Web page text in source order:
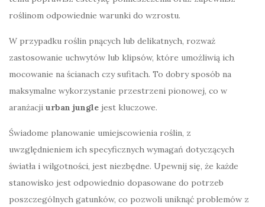
roślinom odpowiednie warunki do wzrostu.
W przypadku roślin pnących lub delikatnych, rozważ
zastosowanie uchwytów lub klipsów, które umożliwią ich
mocowanie na ścianach czy sufitach. To dobry sposób na
maksymalne wykorzystanie przestrzeni pionowej, co w
aranżacji urban jungle jest kluczowe.
Świadome planowanie umiejscowienia roślin, z
uwzględnieniem ich specyficznych wymagań dotyczących
światła i wilgotności, jest niezbędne. Upewnij się, że każde
stanowisko jest odpowiednio dopasowane do potrzeb
poszczególnych gatunków, co pozwoli uniknąć problemów z